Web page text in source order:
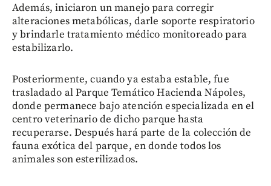
Además, iniciaron un manejo para corregir
alteraciones metabólicas, darle soporte respiratorio
y brindarle tratamiento médico monitoreado para
estabilizarlo.
Posteriormente, cuando ya estaba estable, fue
trasladado al Parque Temático Hacienda Nápoles,
donde permanece bajo atención especializada en el
centro veterinario de dicho parque hasta
recuperarse. Después hará parte de la colección de
fauna exótica del parque, en donde todos los
animales son esterilizados.